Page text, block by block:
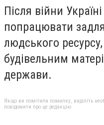
Після війни
попрацювати
людського
будівельним
держави.
Якщо ви помітили помилку, виділіть
повідомити про це редакцію